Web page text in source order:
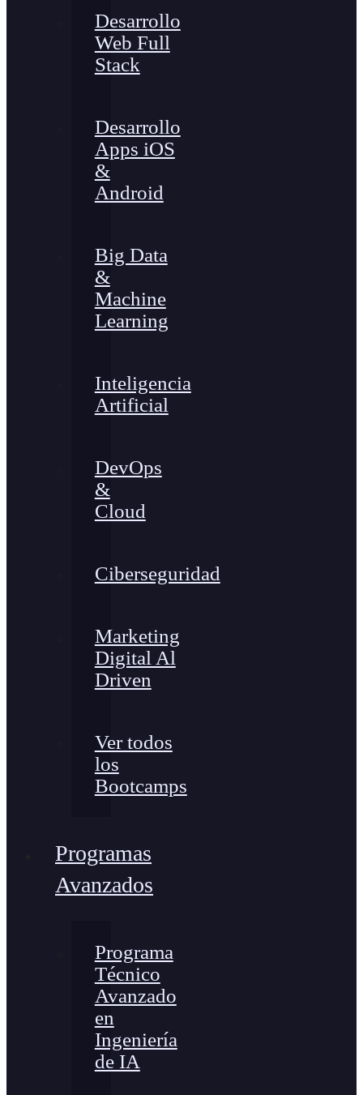
Desarrollo
Web Full
Stack
Desarrollo
Apps iOS
&
Android
Big Data
&
Machine
Learning
Inteligencia
Artificial
DevOps
&
Cloud
Ciberseguridad
Marketing
Digital Al
Driven
Ver todos
los
Bootcamps
Programas
Avanzados
Programa
Técnico
Avanzado
en
Ingeniería
de IA